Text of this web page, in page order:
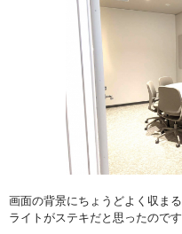
画面の背景にちょうどよく収ま
ライトがステキだと思ったのです